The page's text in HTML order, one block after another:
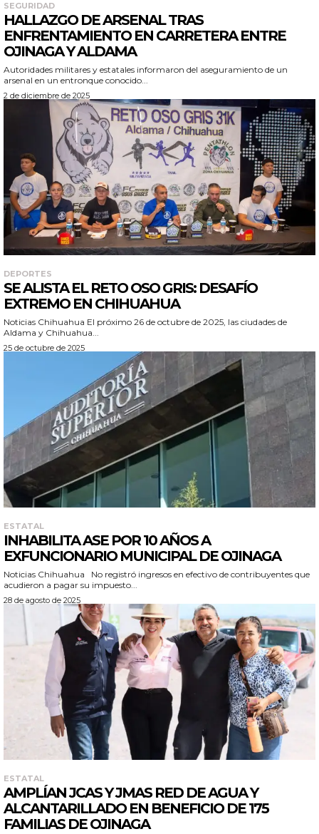
SEGURIDAD
HALLAZGO DE ARSENAL TRAS
ENFRENTAMIENTO EN CARRETERA ENTRE
OJINAGA Y ALDAMA
Autoridades militares y estatales informaron del aseguramiento de un
arsenal en un entronque conocido...
2 de diciembre de 2025
DEPORTES
SE ALISTA EL RETO OSO GRIS: DESAFÍO
EXTREMO EN CHIHUAHUA
Noticias Chihuahua El próximo 26 de octubre de 2025, las ciudades de
Aldama y Chihuahua...
25 de octubre de 2025
ESTATAL
INHABILITA ASE POR 10 AÑOS A
EXFUNCIONARIO MUNICIPAL DE OJINAGA
Noticias Chihuahua No registró ingresos en efectivo de contribuyentes que
acudieron a pagar su impuesto...
28 de agosto de 2025
ESTATAL
AMPLÍAN JCAS Y JMAS RED DE AGUA Y
ALCANTARILLADO EN BENEFICIO DE 175
FAMILIAS DE OJINAGA